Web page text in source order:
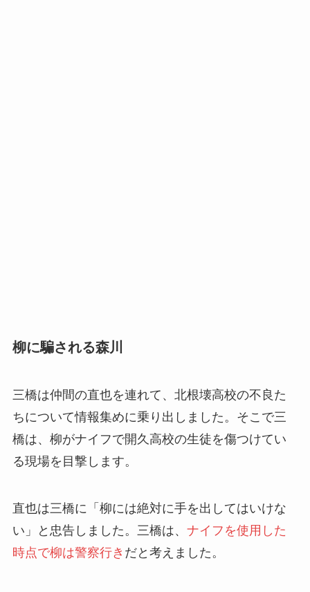
柳に騙される森川
三橋は仲間の直也を連れて、北根壊高校の不良た
ちについて情報集めに乗り出しました。そこで三
橋は、柳がナイフで開久高校の生徒を傷つけてい
る現場を目撃します。
直也は三橋に「柳には絶対に手を出してはいけな
い」と忠告しました。三橋は、 ナイフを使用した
時点で柳は警察行き だと考えました。